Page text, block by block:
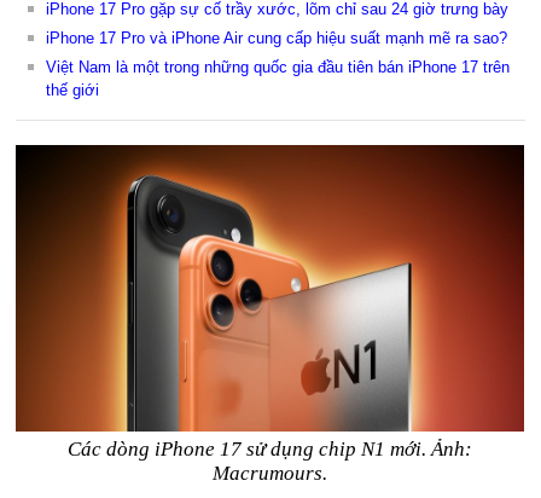
iPhone 17 Pro gặp sự cố trầy xước, lõm chỉ sau 24 giờ trưng bày
iPhone 17 Pro và iPhone Air cung cấp hiệu suất mạnh mẽ ra sao?
Việt Nam là một trong những quốc gia đầu tiên bán iPhone 17 trên
thế giới
Các dòng iPhone 17 sử dụng chip N1 mới. Ảnh:
Macrumours.